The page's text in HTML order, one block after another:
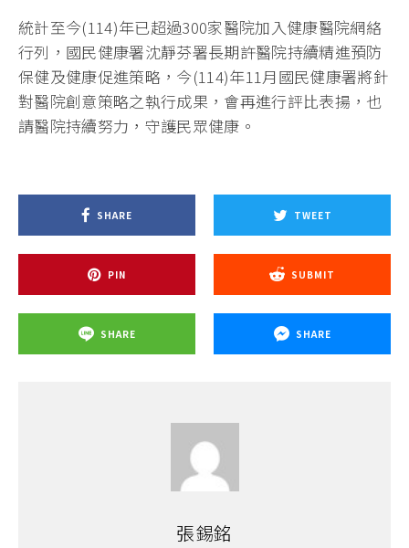
統計至今(114)年已超過300家醫院加入健康醫院網絡
行列，國民健康署沈靜芬署長期許醫院持續精進預防
保健及健康促進策略，今(114)年11月國民健康署將針
對醫院創意策略之執行成果，會再進行評比表揚，也
請醫院持續努力，守護民眾健康。
SHARE TWEET
PIN SUBMIT
SHARE SHARE
張錫銘